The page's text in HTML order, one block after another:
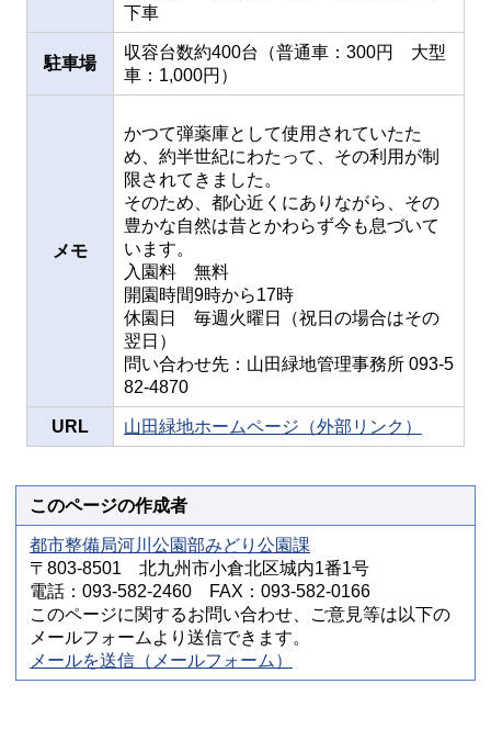
下車
駐車場
収容台数約400台（普通車：300円 大型
車：1,000円）
メモ
かつて弾薬庫として使用されていたた
め、約半世紀にわたって、その利用が制
限されてきました。
そのため、都心近くにありながら、その
豊かな自然は昔とかわらず今も息づいて
います。
入園料 無料
開園時間9時から17時
休園日 毎週火曜日（祝日の場合はその
翌日）
問い合わせ先：山田緑地管理事務所 093-5
82-4870
URL 山田緑地ホームページ（外部リンク）
このページの作成者
都市整備局河川公園部みどり公園課
〒803-8501 北九州市小倉北区城内1番1号
電話：093-582-2460 FAX：093-582-0166
このページに関するお問い合わせ、ご意見等は以下の
メールフォームより送信できます。
メールを送信（メールフォーム）